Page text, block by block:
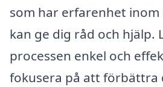
som har erfarenhet
kan ge dig råd och hjälp.
processen enkel och
fokusera på att förbättra